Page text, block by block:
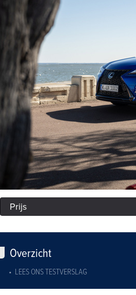
Prijs
Overzicht
LEES ONS TESTVERSLAG